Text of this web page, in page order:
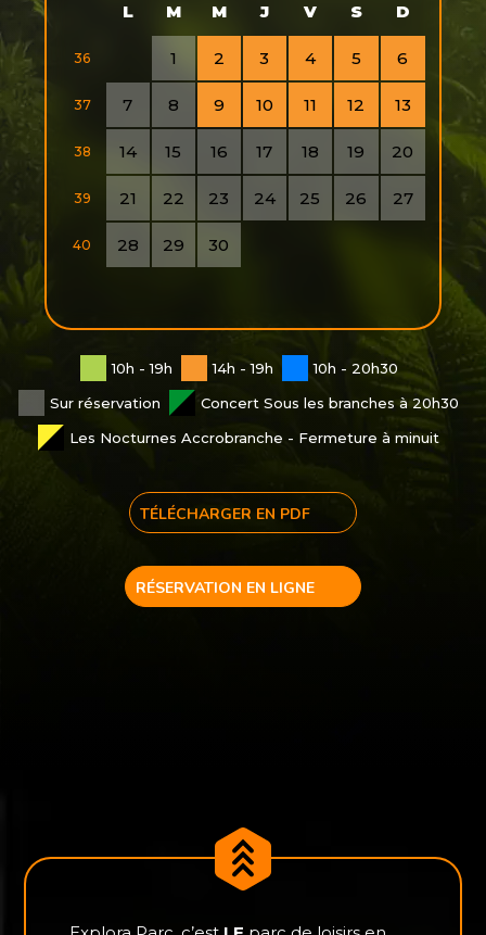
L M M J V S D
36 1 2 3 4 5 6
37 7 8 9 10 11 12 13
38 14 15 16 17 18 19 20
39 21 22 23 24 25 26 27
40 28 29 30
10h - 19h 14h - 19h
10h - 20h30
Sur réservation
Concert Sous les branches à 20h30
Les Nocturnes Accrobranche - Fermeture à minuit
TÉLÉCHARGER EN PDF
RÉSERVATION EN LIGNE